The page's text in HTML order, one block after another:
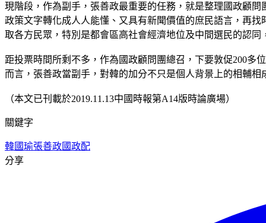
現階段，作為副手，張善政最重要的任務，就是整理國政顧
政策文字轉化成人人能懂、又具有新聞價值的庶民語言，再
取各方民眾，特別是都會區高社會經濟地位及中間選民的認同
距投票時間所剩不多，作為國政顧問團總召，下要敦促200多
而言，張善政當副手，對韓的加分不只是個人背景上的相輔
（本文已刊載於2019.11.13中國時報第A14版時論廣場）
關鍵字
韓國瑜張善政國政配
分享